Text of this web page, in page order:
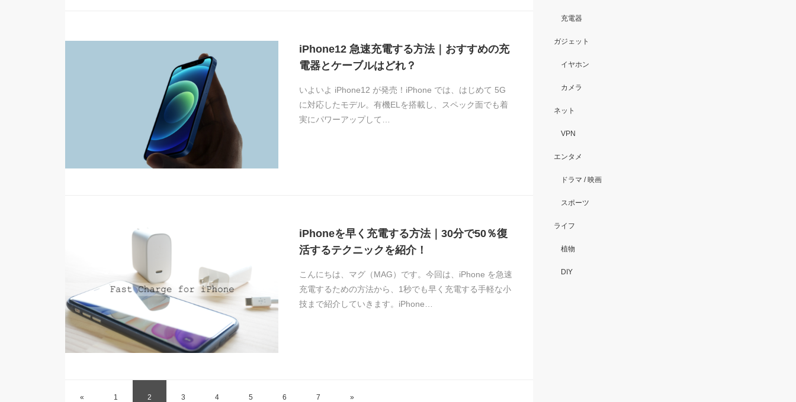
iPhone12 急速充電する方法｜おすすめの充
電器とケーブルはどれ？
いよいよ iPhone12 が発売！iPhone では、はじめて 5G
に対応したモデル。有機ELを搭載し、スペック面でも着
実にパワーアップして…
iPhoneを早く充電する方法｜30分で50％復
活するテクニックを紹介！
こんにちは、マグ（MAG）です。今回は、iPhone を急速
充電するための方法から、1秒でも早く充電する手軽な小
技まで紹介していきます。iPhone…
« 1 2 3 4 5 6 7 »
充電器
ガジェット
イヤホン
カメラ
ネット
VPN
エンタメ
ドラマ / 映画
スポーツ
ライフ
植物
DIY